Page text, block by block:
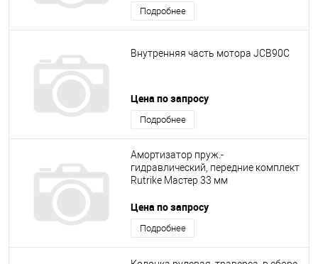
Подробнее
Внутренняя часть мотора JCB90C
Цена по запросу
Подробнее
Амортизатор пруж.-
гидравлический, передние комплект
Rutrike Мастер 33 мм
Цена по запросу
Подробнее